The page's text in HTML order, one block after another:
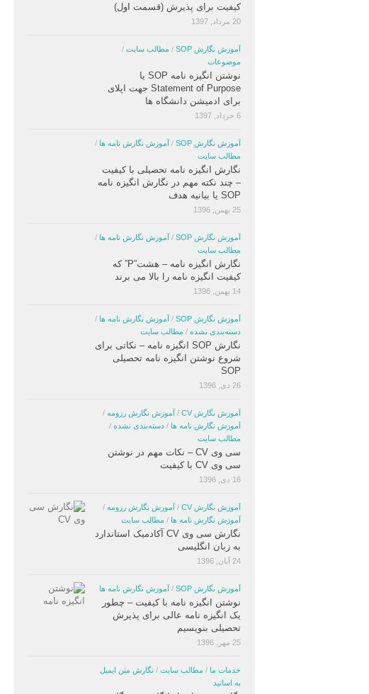
کیفیت برای پذیرش (قسمت اول)
20 مرداد, 1397
آموزش نگارش SOP / مطالب سایت /
موضوعات
نوشتن انگیزه نامه SOP یا
Statement of Purpose جهت اپلای
برای ادمیشن دانشگاه ها
6 خرداد, 1397
آموزش نگارش SOP / آموزش نگارش نامه ها /
مطالب سایت
نگارش انگیزه نامه تحصیلی با کیفیت
– چند نکته مهم در نگارش انگیزه نامه
SOP یا بیانیه هدف
25 بهمن, 1396
آموزش نگارش SOP / آموزش نگارش نامه ها /
مطالب سایت
نگارش انگیزه نامه – هشت”P” که
کیفیت انگیزه نامه را بالا می برند
14 بهمن, 1396
آموزش نگارش SOP / آموزش نگارش نامه ها /
دسته‌بندی نشده / مطالب سایت
نگارش SOP انگیزه نامه – نکاتی برای
شروع نوشتن انگیزه نامه تحصیلی
SOP
26 دی, 1396
آموزش نگارش CV / آموزش نگارش رزومه /
آموزش نگارش نامه ها / دسته‌بندی نشده /
مطالب سایت
سی وی CV – نکات مهم در نوشتن
سی وی CV با کیفیت
16 دی, 1396
آموزش نگارش CV / آموزش نگارش رزومه /
آموزش نگارش نامه ها / مطالب سایت
نگارش سی وی CV آکادمیک استاندارد
به زبان انگلیسی
24 آبان, 1396
آموزش نگارش SOP / آموزش نگارش نامه ها
نوشتن انگیزه نامه با کیفیت – چطور
یک انگیزه نامه عالی برای پذیرش
تحصیلی بنویسیم
25 مهر, 1396
خدمات ما / مطالب سایت / نگارش متن ایمیل
به اساتید